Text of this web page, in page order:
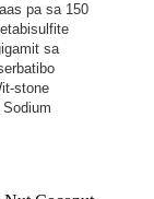
pa sa 150
sa
stone